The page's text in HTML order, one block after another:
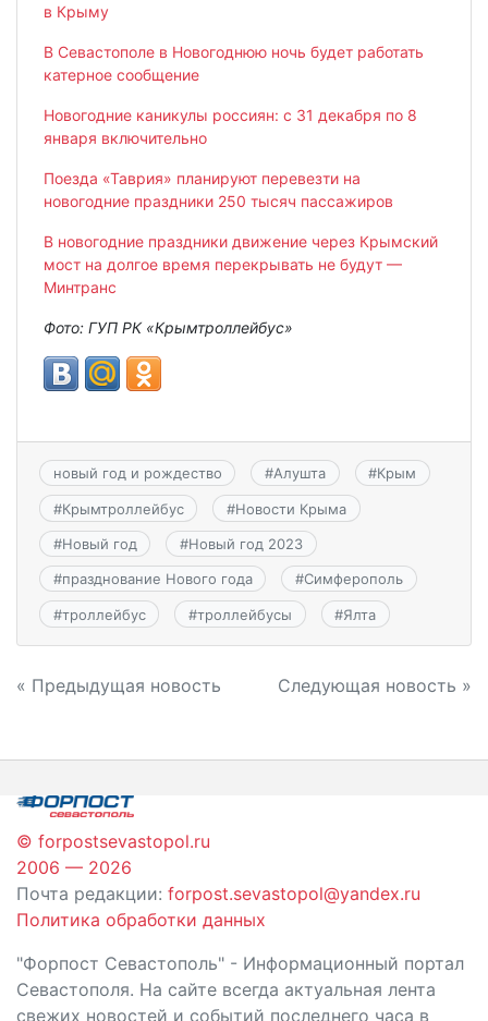
в Крыму
В Севастополе в Новогоднюю ночь будет работать
катерное сообщение
Новогодние каникулы россиян: с 31 декабря по 8
января включительно
Поезда «Таврия» планируют перевезти на
новогодние праздники 250 тысяч пассажиров
В новогодние праздники движение через Крымский
мост на долгое время перекрывать не будут —
Минтранс
Фото: ГУП РК «Крымтроллейбус»
новый год и рождество #Алушта #Крым
#Крымтроллейбус #Новости Крыма
#Новый год #Новый год 2023
#празднование Нового года #Симферополь
#троллейбус #троллейбусы #Ялта
Навигация
записям
« Предыдущая новость Следующая новость »
© forpostsevastopol.ru
2006 — 2026
Почта редакции: forpost.sevastopol@yandex.ru
Политика обработки данных
"Форпост Севастополь" - Информационный портал
Севастополя. На сайте всегда актуальная лента
свежих новостей и событий последнего часа в